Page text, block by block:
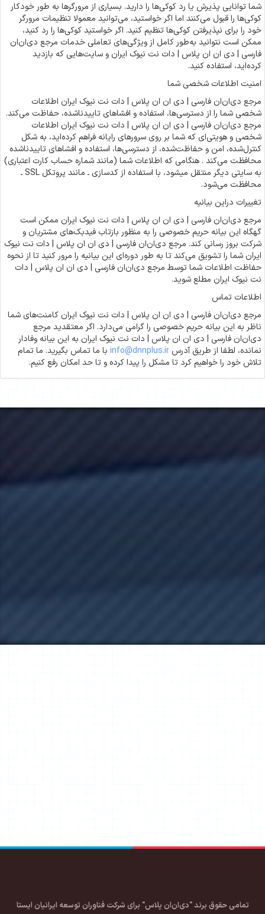
شما توانایی پذیرش یا رد کوکی‌ها را دارید. بسیاری از مرورگرها به طور خودکار
کوکی‌ها را قبول می‌کنند اما اگر خواستید، می‌توانید معمولا تنظیمات مرورگر
خود را برای نپذیرفتن کوکی‌ها تنظیم کنید. اگر خواستید کوکی‌ها را رد کنید،
ممکن است ‌نتوانید به‌طور کامل از ویژگی‌های تعاملی خدمات مرجع دی‌ان‌ان
فارسی | دی ان ان پلاس | دات نت نیوک ایران و سایت‌هایی که بازدید
کرده‌اید، استفاده کنید.
امنیت اطلاعات شخصی شما
مرجع دی‌ان‌ان فارسی | دی ان ان پلاس | دات نت نیوک ایران اطلاعات
شخصی شما را از دسترسی‌ها، استفاده و افشاهای تاییدناشده، حفاظت می‌کند.
مرجع دی‌ان‌ان فارسی | دی ان ان پلاس | دات نت نیوک ایران اطلاعات
شخصی و هویتی‌ای که شما بر روی سرورهای رایانه فراهم کرده‌اید، به شکل
کنترل‌شده، امن و حفاظت‌شده، از دسترسی‌ها، استفاده و افشاهای تاییدناشده
محافظت می‌کند . هنگامی که اطلاعات شما (مانند شماره حساب کارت اعتباری)
به سایتی دیگر منتقل میشود، با استفاده از کدسازی ـ مانند پروتکل SSL ـ
محافظت می‌شود.
تغییرات دراین بیانیه
مرجع دی‌ان‌ان فارسی | دی ان ان پلاس | دات نت نیوک ایران ممکن است
گهگاه این بیانه حریم خصوصی را به منظور بازتاب فیدبک‌های مشتریان و
شرکت بروز رسانی کند. مرجع دی‌ان‌ان فارسی | دی ان ان پلاس | دات نت نیوک
ایران شما را تشویق می‌کند تا به طور دوره‌ای این بیانیه را مرور کنید تا از نحوه
حفاظت اطلاعات شما توسط مرجع دی‌ان‌ان فارسی | دی ان ان پلاس | دات
نت نیوک ایران مطلع شوید.
اطلاعات تماس
مرجع دی‌ان‌ان فارسی | دی ان ان پلاس | دات نت نیوک ایران کامنت‌های شما
ناظر به این بیانه حریم خصوصی را گرامی می‌دارد. اگر معتقدید مرجع
دی‌ان‌ان فارسی | دی ان ان پلاس | دات نت نیوک ایران به این بیانه وفادار
نمانده، لطفا از طریق آدرس info@dnnplus.ir با ما تماس بگیرید. ما تمام
تلاش خود را خواهیم کرد تا مشکل را پیدا کرده و تا حد امکان رفع کنیم.
تمامی حقوق برند "دی‌ان‌ان پلاس" برای شرکت فناوران توسعه ایرانیان ایستا